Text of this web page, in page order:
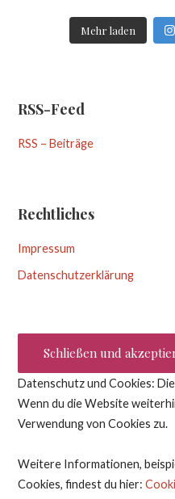
Mehr laden
RSS-Feed
RSS – Beiträge
Rechtliches
Impressum
Datenschutzerklärung
Datenschutz und Cookies:
Wenn du die Website
Verwendung von Cookies zu.
Weitere Informationen,
Cookies, findest du hier: